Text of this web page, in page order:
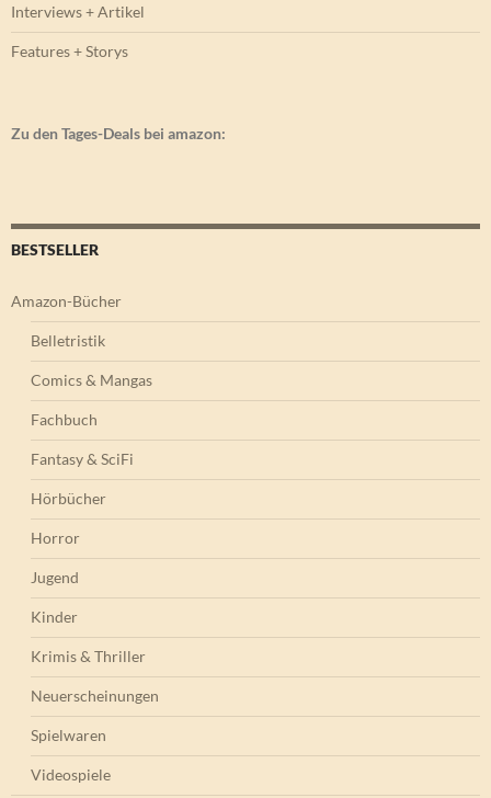
Interviews + Artikel
Features + Storys
Zu den Tages-Deals bei amazon:
BESTSELLER
Amazon-Bücher
Belletristik
Comics & Mangas
Fachbuch
Fantasy & SciFi
Hörbücher
Horror
Jugend
Kinder
Krimis & Thriller
Neuerscheinungen
Spielwaren
Videospiele